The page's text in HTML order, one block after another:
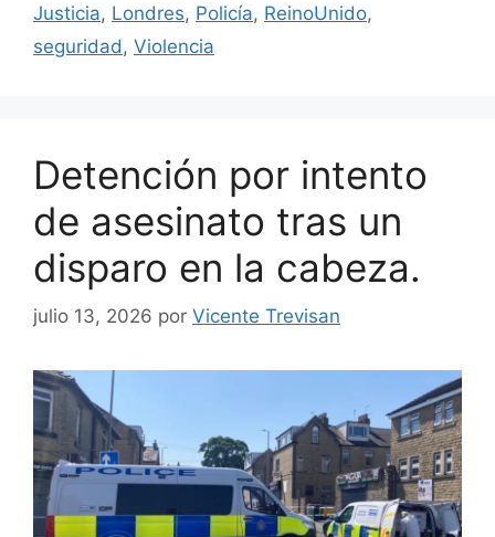
Justicia, Londres, Policía, ReinoUnido,
seguridad , Violencia
Detención por intento
de asesinato tras un
disparo en la cabeza.
julio 13, 2026 por Vicente Trevisan